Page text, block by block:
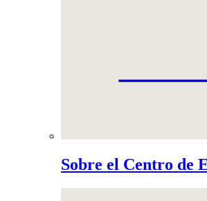
Sobre el Centro de